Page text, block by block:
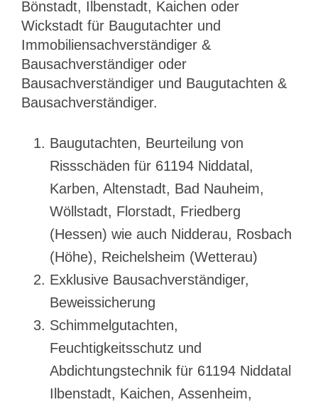
Bönstadt, Ilbenstadt, Kaichen oder
Wickstadt für Baugutachter und
Immobiliensachverständiger &
Bausachverständiger oder
Bausachverständiger und Baugutachten &
Bausachverständiger.
Baugutachten, Beurteilung von
Rissschäden für 61194 Niddatal,
Karben, Altenstadt, Bad Nauheim,
Wöllstadt, Florstadt, Friedberg
(Hessen) wie auch Nidderau, Rosbach
(Höhe), Reichelsheim (Wetterau)
Exklusive Bausachverständiger,
Beweissicherung
Schimmelgutachten,
Feuchtigkeitsschutz und
Abdichtungstechnik für 61194 Niddatal
Ilbenstadt, Kaichen, Assenheim,